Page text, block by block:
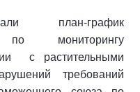
план-график
мониторингу
с растительными
требований